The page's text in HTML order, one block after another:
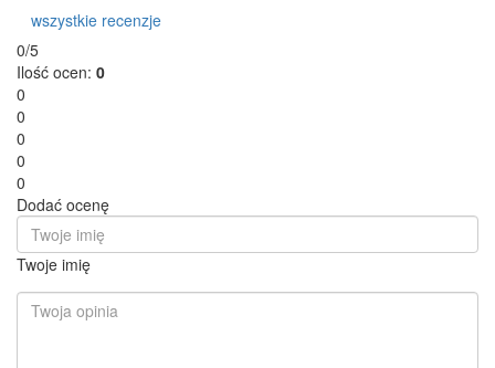
wszystkie recenzje
0/5
Ilość ocen: 0
0
0
0
0
0
Dodać ocenę
Twoje imię